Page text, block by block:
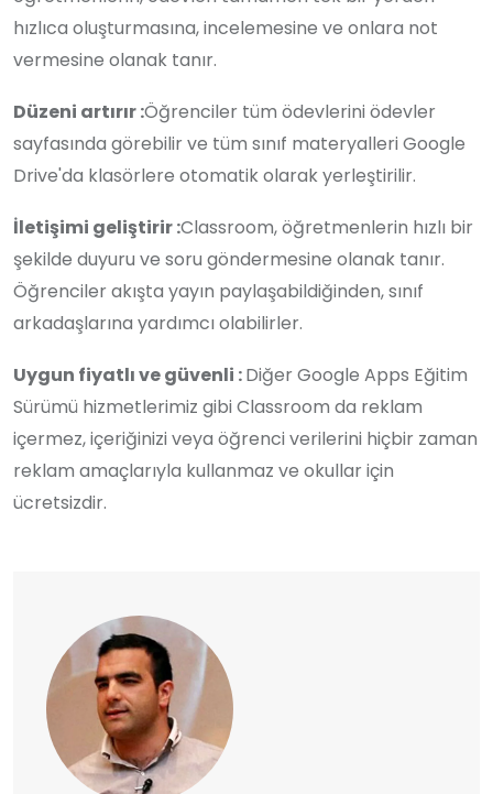
hızlıca oluşturmasına, incelemesine ve onlara not
vermesine olanak tanır.
Düzeni artırır :Öğrenciler tüm ödevlerini ödevler
sayfasında görebilir ve tüm sınıf materyalleri Google
Drive'da klasörlere otomatik olarak yerleştirilir.
İletişimi geliştirir :Classroom, öğretmenlerin hızlı bir
şekilde duyuru ve soru göndermesine olanak tanır.
Öğrenciler akışta yayın paylaşabildiğinden, sınıf
arkadaşlarına yardımcı olabilirler.
Uygun fiyatlı ve güvenli :Diğer Google Apps Eğitim
Sürümü hizmetlerimiz gibi Classroom da reklam
içermez, içeriğinizi veya öğrenci verilerini hiçbir zaman
reklam amaçlarıyla kullanmaz ve okullar için
ücretsizdir.